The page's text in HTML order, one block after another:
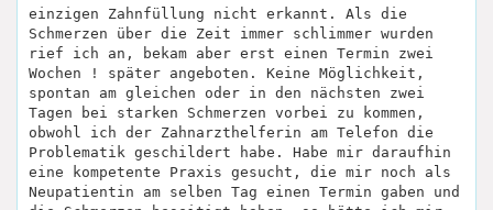
einzigen Zahnfüllung nicht erkannt. Als die
Schmerzen über die Zeit immer schlimmer wurden
rief ich an, bekam aber erst einen Termin zwei
Wochen ! später angeboten. Keine Möglichkeit,
spontan am gleichen oder in den nächsten zwei
Tagen bei starken Schmerzen vorbei zu kommen,
obwohl ich der Zahnarzthelferin am Telefon die
Problematik geschildert habe. Habe mir daraufhin
eine kompetente Praxis gesucht, die mir noch als
Neupatientin am selben Tag einen Termin gaben und